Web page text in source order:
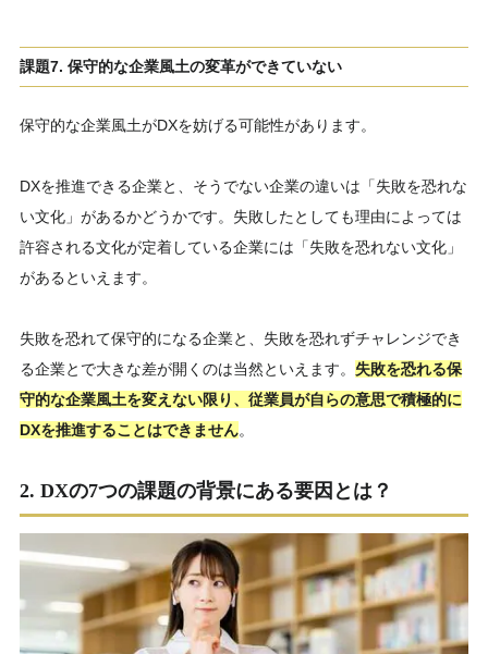
課題7. 保守的な企業風土の変革ができていない
保守的な企業風土がDXを妨げる可能性があります。
DXを推進できる企業と、そうでない企業の違いは「失敗を恐れな
い文化」があるかどうかです。失敗したとしても理由によっては
許容される文化が定着している企業には「失敗を恐れない文化」
があるといえます。
失敗を恐れて保守的になる企業と、失敗を恐れずチャレンジでき
る企業とで大きな差が開くのは当然といえます。 失敗を恐れる保
守的な企業風土を変えない限り、従業員が自らの意思で積極的に
DXを推進することはできません。
2. DXの7つの課題の背景にある要因とは？